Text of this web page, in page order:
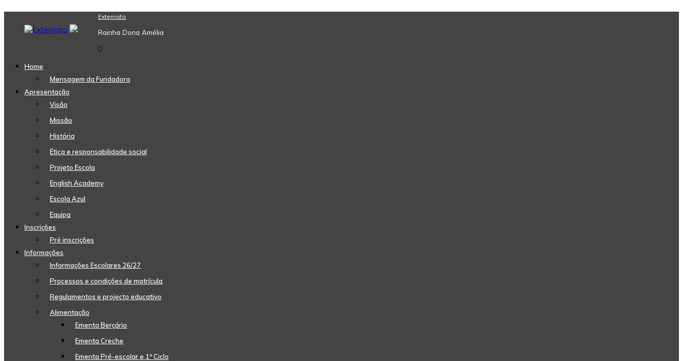
content
Externato
Rainha Dona Amélia
Home
Mensagem da Fundadora
Apresentação
Visão
Missão
História
Ética e responsabilidade social
Projeto Escola
English Academy
Escola Azul
Equipa
Inscrições
Pré inscrições
Informações
Informações Escolares 26/27
Processos e condições de matrícula
Regulamentos e projecto educativo
Alimentação
Ementa Berçário
Ementa Creche
Ementa Pré-escolar e 1º Ciclo